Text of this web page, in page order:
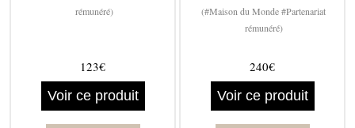
rémunéré)
123€
Voir ce produit
(#Maison du Monde #Partenariat
rémunéré)
240€
Voir ce produit